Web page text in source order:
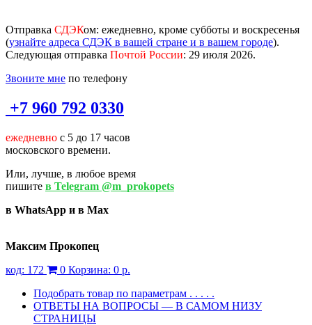
Отправка СДЭКом: ежедневно, кроме субботы и воскресенья
(узнайте адреса СДЭК в вашей стране и в вашем городе).
Следующая отправка Почтой России: 29 июля 2026.
Звоните мне по телефону
+7 960 792 0330
ежедневно с 5 до 17 часов
московского времени.
Или, лучше, в любое время
пишите в Telegram @m_prokopets
в WhatsApp и в Max
Максим Прокопец
код: 172 0 Корзина: 0 р.
Подобрать товар по параметрам . . . . .
ОТВЕТЫ НА ВОПРОСЫ — В САМОМ НИЗУ
СТРАНИЦЫ